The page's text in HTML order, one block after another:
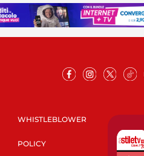
WHISTLEBLOWER
POLICY